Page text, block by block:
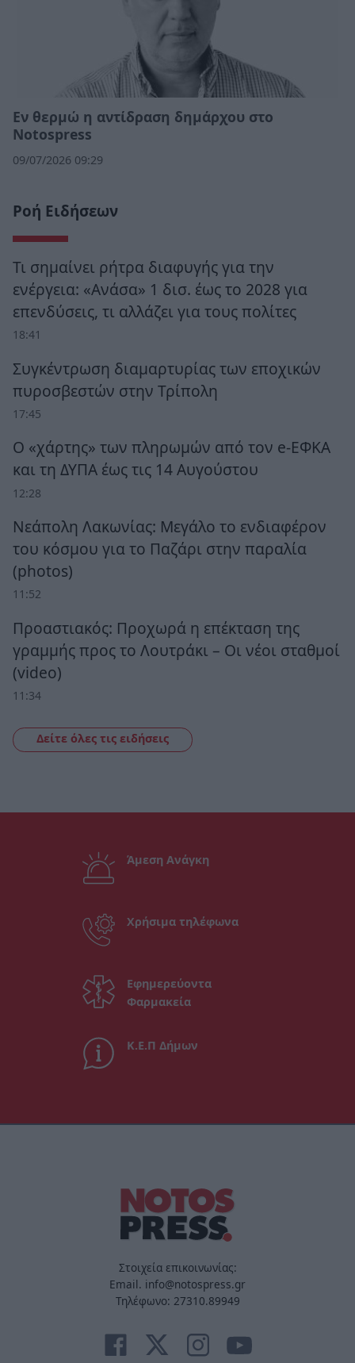
Εν θερμώ η αντίδραση δημάρχου στο
Notospress
09/07/2026 09:29
Ροή Ειδήσεων
Τι σημαίνει ρήτρα διαφυγής για την
ενέργεια: «Ανάσα» 1 δισ. έως το 2028 για
επενδύσεις, τι αλλάζει για τους πολίτες
18:41
Συγκέντρωση διαμαρτυρίας των εποχικών
πυροσβεστών στην Τρίπολη
17:45
Ο «χάρτης» των πληρωμών από τον e-ΕΦΚΑ
και τη ΔΥΠΑ έως τις 14 Αυγούστου
12:28
Νεάπολη Λακωνίας: Μεγάλο το ενδιαφέρον
του κόσμου για το Παζάρι στην παραλία
(photos)
11:52
Προαστιακός: Προχωρά η επέκταση της
γραμμής προς το Λουτράκι – Οι νέοι σταθμοί
(video)
11:34
Δείτε όλες τις ειδήσεις
Άμεση Ανάγκη
Χρήσιμα τηλέφωνα
Εφημερεύοντα
Φαρμακεία
Κ.Ε.Π Δήμων
Στοιχεία επικοινωνίας:
Email. info@notospress.gr
Τηλέφωνο: 27310.89949